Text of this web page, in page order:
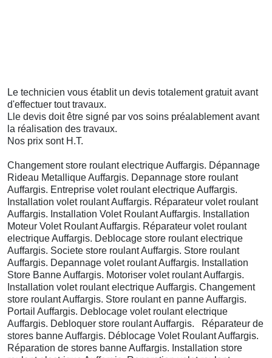
Le technicien vous établit un devis totalement gratuit avant
d'effectuer tout travaux.
Lle devis doit être signé par vos soins préalablement avant
la réalisation des travaux.
Nos prix sont H.T.
Changement store roulant electrique Auffargis. Dépannage
Rideau Metallique Auffargis. Depannage store roulant
Auffargis. Entreprise volet roulant electrique Auffargis.
Installation volet roulant Auffargis. Réparateur volet roulant
Auffargis. Installation Volet Roulant Auffargis. Installation
Moteur Volet Roulant Auffargis. Réparateur volet roulant
electrique Auffargis. Deblocage store roulant electrique
Auffargis. Societe store roulant Auffargis. Store roulant
Auffargis. Depannage volet roulant Auffargis. Installation
Store Banne Auffargis. Motoriser volet roulant Auffargis.
Installation volet roulant electrique Auffargis. Changement
store roulant Auffargis. Store roulant en panne Auffargis.
Portail Auffargis. Deblocage volet roulant electrique
Auffargis. Debloquer store roulant Auffargis. Réparateur de
stores banne Auffargis. Déblocage Volet Roulant Auffargis.
Réparation de stores banne Auffargis. Installation store